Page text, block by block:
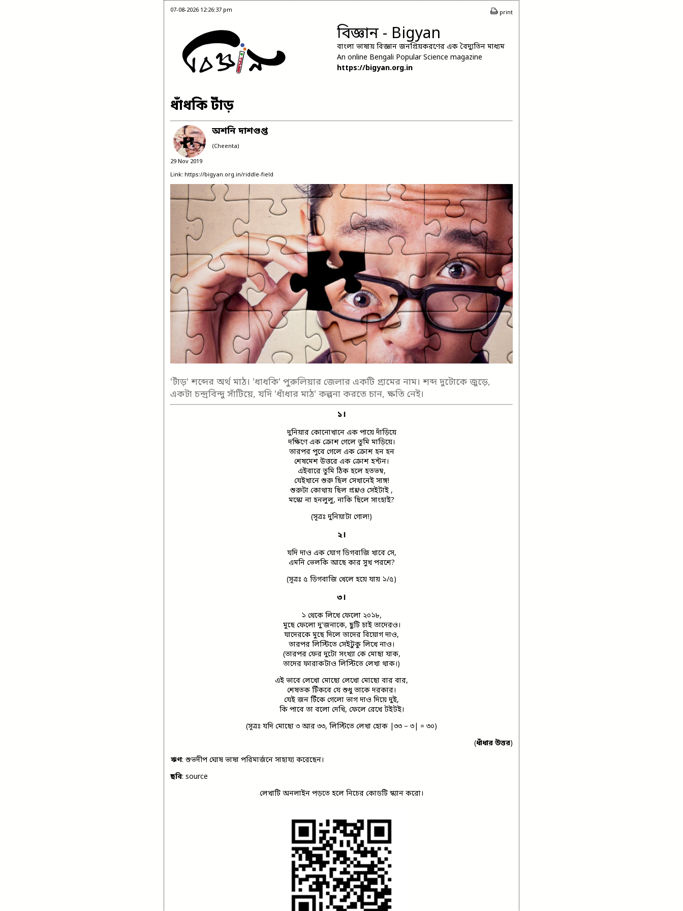
07-08-2026 12:26:37 pm print
বিজ্ঞান - Bigyan
বাংলা ভাষায় বিজ্ঞান জনপ্রিয়করণের এক বৈদ্যুতিন মাধ্যম
An online Bengali Popular Science magazine
https://bigyan.org.in
ধাঁধকি টাঁড়
অশনি দাশগুপ্ত
(Cheenta)
29 Nov 2019
Link: https://bigyan.org.in/riddle-field
'টাঁড়' শব্দের অর্থ মাঠ। 'ধাধকি' পুরুলিয়ার জেলার একটি গ্রামের নাম। শব্দ দুটোকে জুড়ে,
একটা চন্দ্রবিন্দু সাঁটিয়ে, যদি 'ধাঁধার মাঠ' কল্পনা করতে চান, ক্ষতি নেই।
১।
দুনিয়ার কোনোখানে এক পায়ে দাঁড়িয়ে
দক্ষিণে এক ক্রোশ গেলে তুমি মাড়িয়ে।
তারপর পুবে গেলে এক ক্রোশ হন হন
শেষমেশ উত্তরে এক ক্রোশ হন্টন।
এইবারে তুমি ঠিক হলে হতভম্ব,
যেইখানে শুরু ছিল সেখানেই সাঙ্গ!
শুরুটা কোথায় ছিল প্রশ্নও সেইটাই ,
মস্কো না হনলুলু, নাকি ছিলে সাংহাই?
(সূত্রঃ দুনিয়াটা গোল!)
২।
যদি দাও এক যোগ ডিগবাজি খাবে সে,
এমনি ভেলকি আছে কার সুখ পরশে?
(সূত্রঃ ৫ ডিগবাজি খেলে হয়ে যায় ১/৫)
৩।
১ থেকে লিখে ফেলো ২০১৮,
মুছে ফেলো দু’জনাকে, ছুটি চাই তাদেরও।
যাদেরকে মুছে দিলে তাদের বিয়োগ দাও,
তারপর লিস্টিতে সেইটুকু লিখে নাও।
(তারপর ফের দুটো সংখ্যা কে মোছা যাক,
তাদের ফারাকটাও লিস্টিতে লেখা থাক।)
এই ভাবে লেখো মোছো লেখো মোছো বার বার,
শেষতক টিঁকবে যে শুধু তাকে দরকার।
যেই জন টিঁকে গেলো ভাগ দাও দিয়ে দুই,
কি পাবে তা বলো দেখি, ফেলে রেখে টইটই।
(সূত্রঃ যদি মোছো ৩ আর ৩৩, লিস্টিতে লেখা হোক |৩৩ – ৩| = ৩০)
(ধাঁধার উত্তর)
ঋণ: শুভদীপ ঘোষ ভাষা পরিমার্জনে সাহায্য করেছেন।
ছবি: source
লেখাটি অনলাইন পড়তে হলে নিচের কোডটি স্ক্যান করো।